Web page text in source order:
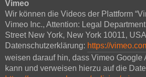
Vimeo
Wir können die Videos der Plattform
Vimeo Inc., Attention: Legal
Street New York, New York 10011,
Datenschutzerklärung: https://
weisen darauf hin, dass Vimeo Google
kann und verweisen hierzu auf die